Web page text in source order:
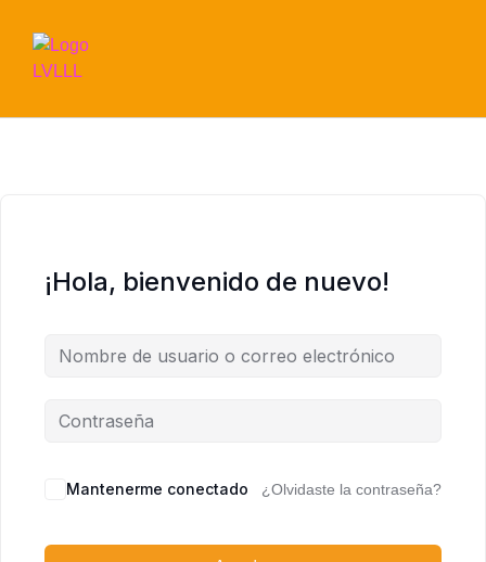
¡Hola, bienvenido de nuevo!
Mantenerme conectado ¿Olvidaste la contraseña?